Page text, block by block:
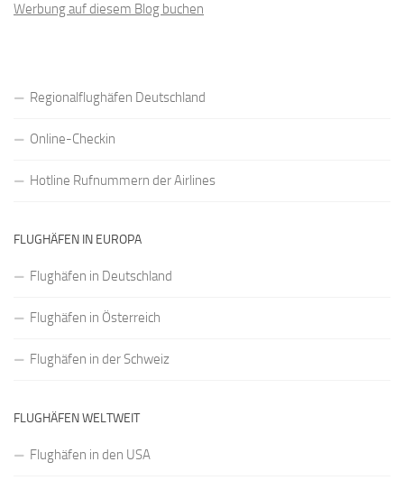
Werbung auf diesem Blog buchen
Regionalflughäfen Deutschland
Online-Checkin
Hotline Rufnummern der Airlines
FLUGHÄFEN IN EUROPA
Flughäfen in Deutschland
Flughäfen in Österreich
Flughäfen in der Schweiz
FLUGHÄFEN WELTWEIT
Flughäfen in den USA